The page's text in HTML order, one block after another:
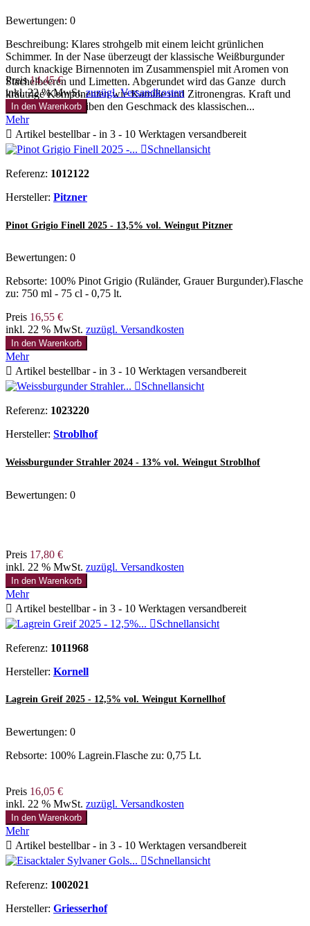
Bewertungen: 0
Beschreibung: Klares strohgelb mit einem leicht grünlichen
Schimmer. In der Nase überzeugt der klassische Weißburgunder
durch knackige Birnennoten im Zusammenspiel mit Aromen von
Stachelbeeren und Limetten. Abgerundet wird das Ganze durch
kräutrige Komponenten wie Kamille und Zitronengras. Kraft und
Spannung beschreiben den Geschmack des klassischen...
Preis 14,45 €
inkl. 22 % MwSt.zuzügl. Versandkosten
In den Warenkorb
Mehr
 Artikel bestellbar - in 3 - 10 Werktagen versandbereit
Schnellansicht
Referenz: 1012122
Hersteller: Pitzner
Pinot Grigio Finell 2025 - 13,5% vol. Weingut Pitzner
Bewertungen: 0
Rebsorte: 100% Pinot Grigio (Ruländer, Grauer Burgunder).Flasche
zu: 750 ml - 75 cl - 0,75 lt.
Preis 16,55 €
inkl. 22 % MwSt. zuzügl. Versandkosten
In den Warenkorb
Mehr
 Artikel bestellbar - in 3 - 10 Werktagen versandbereit
Schnellansicht
Referenz: 1023220
Hersteller: Stroblhof
Weissburgunder Strahler 2024 - 13% vol. Weingut Stroblhof
Bewertungen: 0
Preis 17,80 €
inkl. 22 % MwSt. zuzügl. Versandkosten
In den Warenkorb
Mehr
 Artikel bestellbar - in 3 - 10 Werktagen versandbereit
Schnellansicht
Referenz: 1011968
Hersteller: Kornell
Lagrein Greif 2025 - 12,5% vol. Weingut Kornellhof
Bewertungen: 0
Rebsorte: 100% Lagrein.Flasche zu: 0,75 Lt.
Preis 16,05 €
inkl. 22 % MwSt. zuzügl. Versandkosten
In den Warenkorb
Mehr
 Artikel bestellbar - in 3 - 10 Werktagen versandbereit
Schnellansicht
Referenz: 1002021
Hersteller: Griesserhof